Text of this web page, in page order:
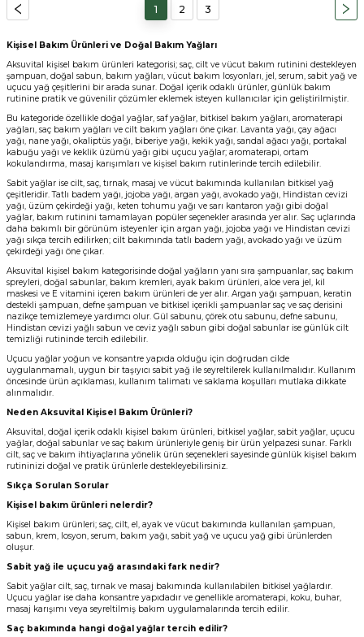
1 2 3
Kişisel Bakım Ürünleri ve Doğal Bakım Yağları
Aksuvital kişisel bakım ürünleri kategorisi; saç, cilt ve vücut bakım rutinini destekleyen
şampuan, doğal sabun, bakım yağları, vücut bakım losyonları, jel, serum, sabit yağ ve
uçucu yağ çeşitlerini bir arada sunar. Doğal içerik odaklı ürünler, günlük bakım
rutinine pratik ve güvenilir çözümler eklemek isteyen kullanıcılar için geliştirilmiştir.
Bu kategoride özellikle doğal yağlar, saf yağlar, bitkisel bakım yağları, aromaterapi
yağları, saç bakım yağları ve cilt bakım yağları öne çıkar. Lavanta yağı, çay ağacı
yağı, nane yağı, okaliptüs yağı, biberiye yağı, kekik yağı, sandal ağacı yağı, portakal
kabuğu yağı ve keklik üzümü yağı gibi uçucu yağlar; aromaterapi, ortam
kokulandırma, masaj karışımları ve kişisel bakım rutinlerinde tercih edilebilir.
Sabit yağlar ise cilt, saç, tırnak, masaj ve vücut bakımında kullanılan bitkisel yağ
çeşitleridir. Tatlı badem yağı, jojoba yağı, argan yağı, avokado yağı, Hindistan cevizi
yağı, üzüm çekirdeği yağı, keten tohumu yağı ve sarı kantaron yağı gibi doğal
yağlar, bakım rutinini tamamlayan popüler seçenekler arasında yer alır. Saç uçlarında
daha bakımlı bir görünüm isteyenler için argan yağı, jojoba yağı ve Hindistan cevizi
yağı sıkça tercih edilirken; cilt bakımında tatlı badem yağı, avokado yağı ve üzüm
çekirdeği yağı öne çıkar.
Aksuvital kişisel bakım kategorisinde doğal yağların yanı sıra şampuanlar, saç bakım
spreyleri, doğal sabunlar, bakım kremleri, ayak bakım ürünleri, aloe vera jel, kil
maskesi ve E vitamini içeren bakım ürünleri de yer alır. Argan yağı şampuan, keratin
destekli şampuan, defne şampuan ve bitkisel içerikli şampuanlar saç ve saç derisini
nazikçe temizlemeye yardımcı olur. Gül sabunu, çörek otu sabunu, defne sabunu,
Hindistan cevizi yağlı sabun ve ceviz yağlı sabun gibi doğal sabunlar ise günlük cilt
temizliği rutininde tercih edilebilir.
Uçucu yağlar yoğun ve konsantre yapıda olduğu için doğrudan cilde
uygulanmamalı, uygun bir taşıyıcı sabit yağ ile seyreltilerek kullanılmalıdır. Kullanım
öncesinde ürün açıklaması, kullanım talimatı ve saklama koşulları mutlaka dikkate
alınmalıdır.
Neden Aksuvital Kişisel Bakım Ürünleri?
Aksuvital, doğal içerik odaklı kişisel bakım ürünleri, bitkisel yağlar, sabit yağlar, uçucu
yağlar, doğal sabunlar ve saç bakım ürünleriyle geniş bir ürün yelpazesi sunar. Farklı
cilt, saç ve bakım ihtiyaçlarına yönelik ürün seçenekleri sayesinde günlük kişisel bakım
rutininizi doğal ve pratik ürünlerle destekleyebilirsiniz.
Sıkça Sorulan Sorular
Kişisel bakım ürünleri nelerdir?
Kişisel bakım ürünleri; saç, cilt, el, ayak ve vücut bakımında kullanılan şampuan,
sabun, krem, losyon, serum, bakım yağı, sabit yağ ve uçucu yağ gibi ürünlerden
oluşur.
Sabit yağ ile uçucu yağ arasındaki fark nedir?
Sabit yağlar cilt, saç, tırnak ve masaj bakımında kullanılabilen bitkisel yağlardır.
Uçucu yağlar ise daha konsantre yapıdadır ve genellikle aromaterapi, koku, buhar,
masaj karışımı veya seyreltilmiş bakım uygulamalarında tercih edilir.
Saç bakımında hangi doğal yağlar tercih edilir?